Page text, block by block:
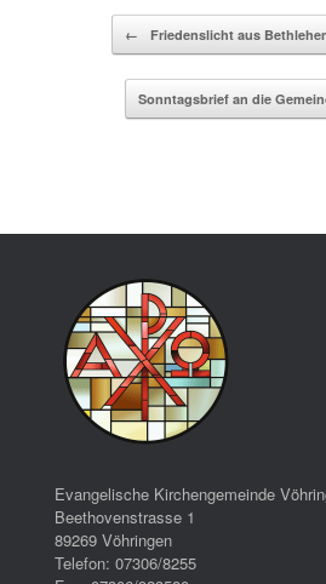
Beitragsnavigation
← Friedenslicht aus
Sonntagsbrief an die
Evangelische Kirchengemeinde
Beethovenstrasse 1
89269 Vöhringen
Telefon: 07306/8255